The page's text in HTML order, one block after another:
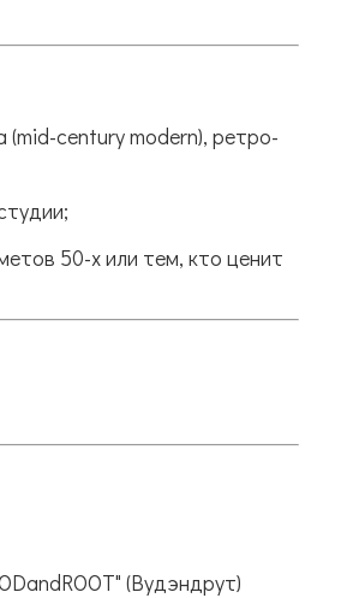
century modern), ретро-
50-х или тем, кто ценит
(Вудэндрут)